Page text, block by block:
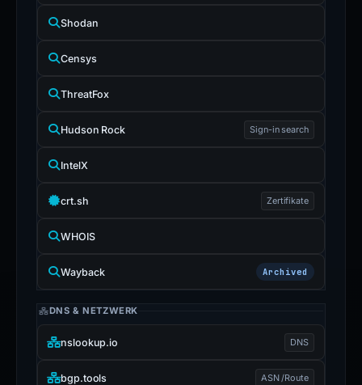
Shodan
Censys
ThreatFox
Hudson Rock Sign-in search
IntelX
crt.sh Zertifikate
WHOIS
Wayback Archived
DNS & NETZWERK
nslookup.io DNS
bgp.tools ASN /Route